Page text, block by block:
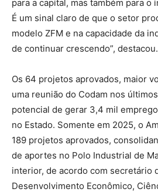
para a capital, mas também para o
É um sinal claro de que o setor
modelo ZFM e na capacidade da
de continuar crescendo”, destacou.
Os 64 projetos aprovados, maior
uma reunião do Codam nos
potencial de gerar 3,4 mil
no Estado. Somente em 2025, o
189 projetos aprovados,
de aportes no Polo Industrial de
interior, de acordo com secretário
Desenvolvimento Econômico,